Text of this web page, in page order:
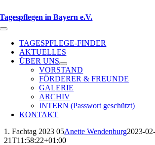
Inhalt
springen
Tagespflegen in Bayern e.V.
Toggle
NavigationTAGESPFLEGE-FINDER
AKTUELLES
ÜBER UNS
VORSTAND
FÖRDERER & FREUNDE
GALERIE
ARCHIV
INTERN (Passwort geschützt)
KONTAKT
1. Fachtag 2023 05Anette Wendenburg2023-02-
21T11:58:22+01:00